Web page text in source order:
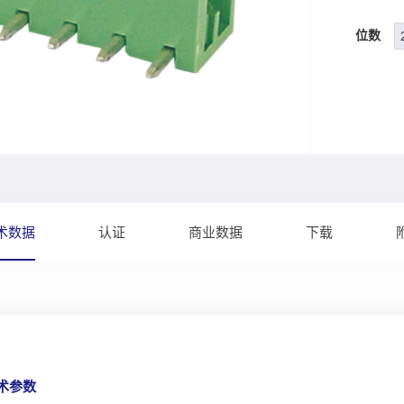
位数
数据 认证 商业数据 下载
参数